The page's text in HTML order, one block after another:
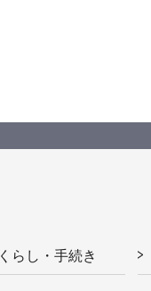
くらし・手続き